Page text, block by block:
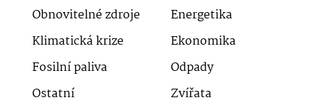
Obnovitelné zdroje
Energetika
Klimatická krize
Ekonomika
Fosilní paliva
Odpady
Ostatní
Zvířata